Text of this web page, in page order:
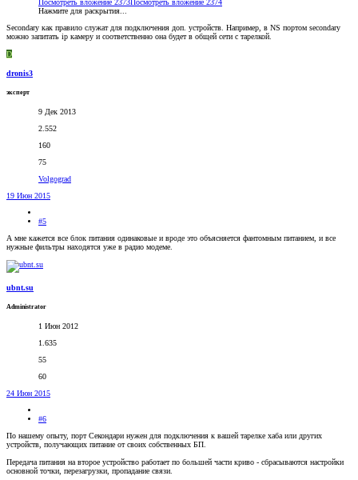
Нажмите для раскрытия...
Secondary как правило служат для подключения доп. устройств. Например, в NS портом secondary
можно запитать ip камеру и соответственно она будет в общей сети с тарелкой.
D
dronis3
эксперт
9 Дек 2013
2.552
160
75
Volgograd
19 Июн 2015
#5
А мне кажется все блок питания одинаковые и вроде это объясняется фантомным питанием, и все
нужные фильтры находятся уже в радио модеме.
ubnt.su
Administrator
1 Июн 2012
1.635
55
60
24 Июн 2015
#6
По нашему опыту, порт Секондари нужен для подключения к вашей тарелке хаба или других
устройств, получающих питание от своих собственных БП.
Передача питания на второе устройство работает по большей части криво - сбрасываются настройки
основной точки, перезагрузки, пропадание связи.